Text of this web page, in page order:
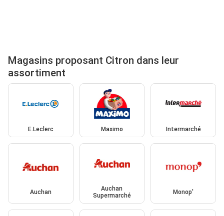
Magasins proposant Citron dans leur
assortiment
E.Leclerc Maximo Intermarché
Auchan
Auchan
Supermarché
Monop'